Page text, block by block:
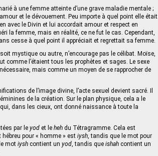
à une femme atteinte d’une grave maladie mentale ;
et le dévouement. Peu importe à quel point elle était
avec le Divin et lui accordait amour et respect en
la femme, mais en réalité, ce ne fut le cas. Cependant,
cesse à quel point il appréciait et regrettait sa femme.
mystique ou autre, n’encourage pas le célibat. Moïse,
comme l’étaient tous les prophètes et sages. Le sexe
mais comme un moyen de se rapprocher de
de l’image divine, l’acte sexuel devient sacré. Il
de la création. Sur le plan physique, cela a le
dans les cieux, ont donné naissance à toute la
par le yod et le heh du Tétragramme. Cela est
pour « homme » est iysh, tandis que le mot pour
mot iysh contient un yod, tandis que ishah contient un